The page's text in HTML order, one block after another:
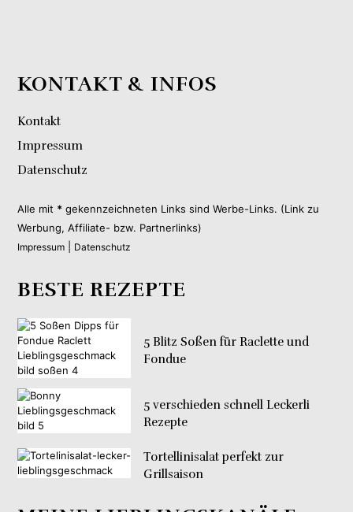
KONTAKT & INFOS
Kontakt
Impressum
Datenschutz
Alle mit * gekennzeichneten Links sind Werbe-Links. (Link zu
Werbung, Affiliate- bzw. Partnerlinks)
Impressum Datenschutz
BESTE REZEPTE
5 Blitz Soßen für Raclette und
Fondue
5 verschieden schnell Leckerli
Rezepte
Tortellinisalat perfekt zur
Grillsaison